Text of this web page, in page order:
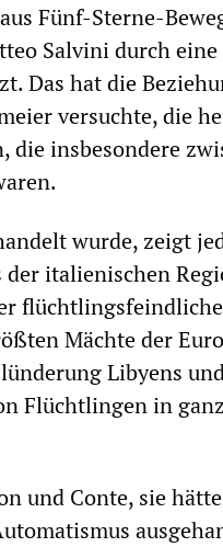
Fünf-Sterne-
Salvini durch
Das hat die
versuchte, die
insbesondere
wurde, zeigt
italienischen
Mächte der
Libyens
Flüchtlingen in
und Conte, sie